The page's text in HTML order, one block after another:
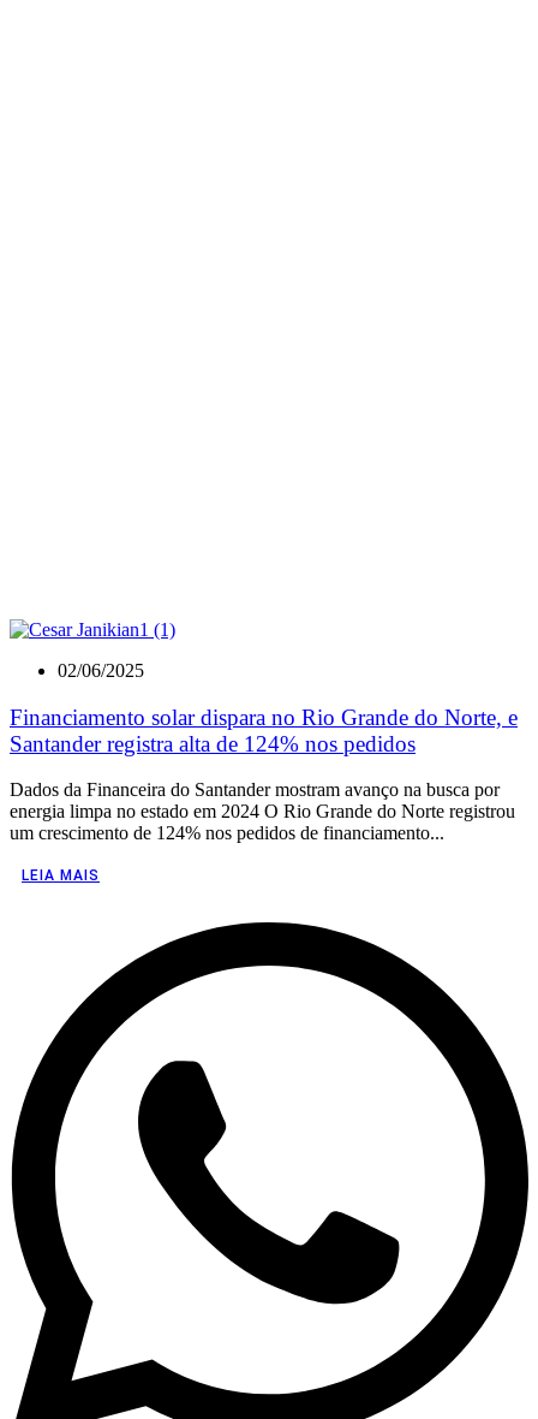
02/06/2025
Financiamento solar dispara no Rio Grande do Norte, e
Santander registra alta de 124% nos pedidos
Dados da Financeira do Santander mostram avanço na busca por
energia limpa no estado em 2024 O Rio Grande do Norte registrou
um crescimento de 124% nos pedidos de financiamento...
LEIA MAIS